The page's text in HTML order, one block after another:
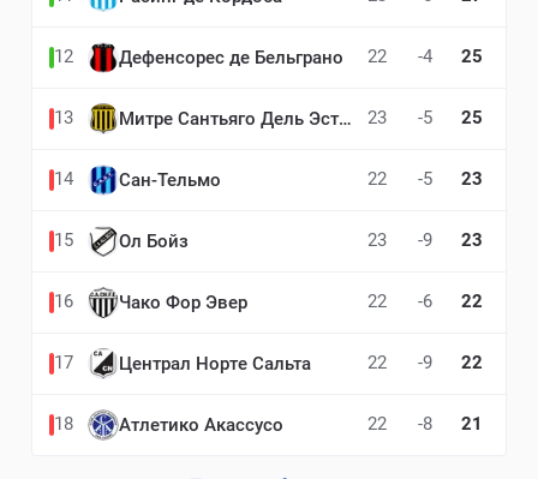
12 Дефенсорес де Бельграно 22 -4 25
13 Митре Сантьяго Дель Эстеро 23 -5 25
14 Сан-Тельмо 22 -5 23
15 Ол Бойз 23 -9 23
16 Чако Фор Эвер 22 -6 22
17 Централ Норте Сальта 22 -9 22
18 Атлетико Акассусо 22 -8 21